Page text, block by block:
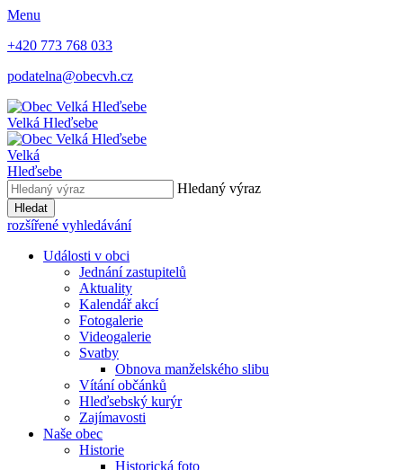
Menu
+420 773 768 033
podatelna@obecvh.cz
Velká Hleďsebe
Velká
Hleďsebe
Hledaný výraz
Hledat
rozšířené vyhledávání
Události v obci
Jednání zastupitelů
Aktuality
Kalendář akcí
Fotogalerie
Videogalerie
Svatby
Obnova manželského slibu
Vítání občánků
Hleďsebský kurýr
Zajímavosti
Naše obec
Historie
Historická foto